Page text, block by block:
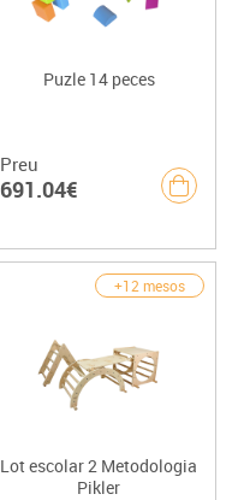
Puzle 14 peces
Preu
691.04€
+12 mesos
Lot escolar 2 Metodologia
Pikler